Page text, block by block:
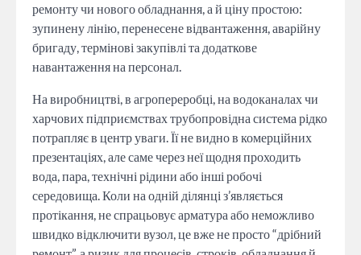
ремонту чи нового обладнання, а й ціну простою:
зупинену лінію, перенесене відвантаження, аварійну
бригаду, термінові закупівлі та додаткове
навантаження на персонал.
На виробництві, в агропереробці, на водоканалах чи
харчових підприємствах трубопровідна система рідко
потрапляє в центр уваги. Її не видно в комерційних
презентаціях, але саме через неї щодня проходить
вода, пара, технічні рідини або інші робочі
середовища. Коли на одній ділянці з’являється
протікання, не спрацьовує арматура або неможливо
швидко відключити вузол, це вже не просто “дрібний